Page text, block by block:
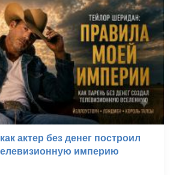
актер без денег построил
империю